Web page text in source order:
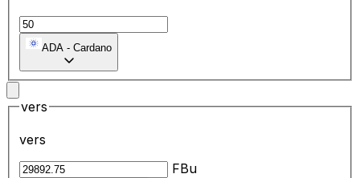
ADA - Cardano
vers
vers
FBu